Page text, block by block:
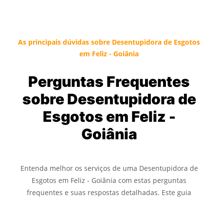
As principais dúvidas sobre Desentupidora de Esgotos
em Feliz - Goiânia
Perguntas Frequentes
sobre Desentupidora de
Esgotos em Feliz -
Goiânia
Entenda melhor os serviços de uma Desentupidora de
Esgotos em Feliz - Goiânia com estas perguntas
frequentes e suas respostas detalhadas. Este guia